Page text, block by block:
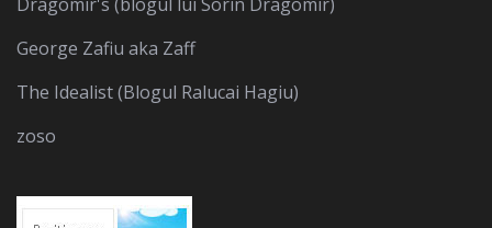
George Zafiu aka Zaff
The Idealist (Blogul Ralucai Hagiu)
zoso